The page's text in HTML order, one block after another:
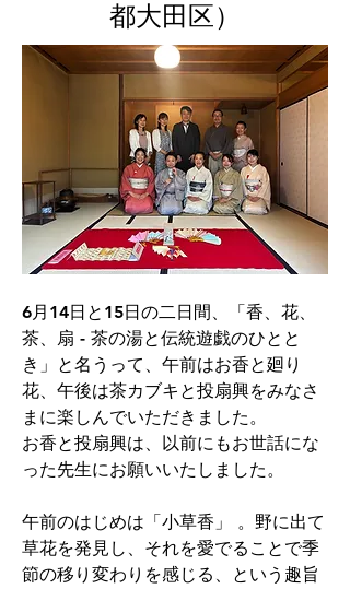
都大田区）
6月14日と15日の二日間、「香、花、
茶、扇 - 茶の湯と伝統遊戯のひとと
き」と名うって、午前はお香と廻り
花、午後は茶カブキと投扇興をみなさ
まに楽しんでいただきました。
お香と投扇興は、以前にもお世話にな
った先生にお願いいたしました。
午前のはじめは「小草香」 。野に出て
草花を発見し、それを愛でることで季
節の移り変わりを感じる、という趣旨